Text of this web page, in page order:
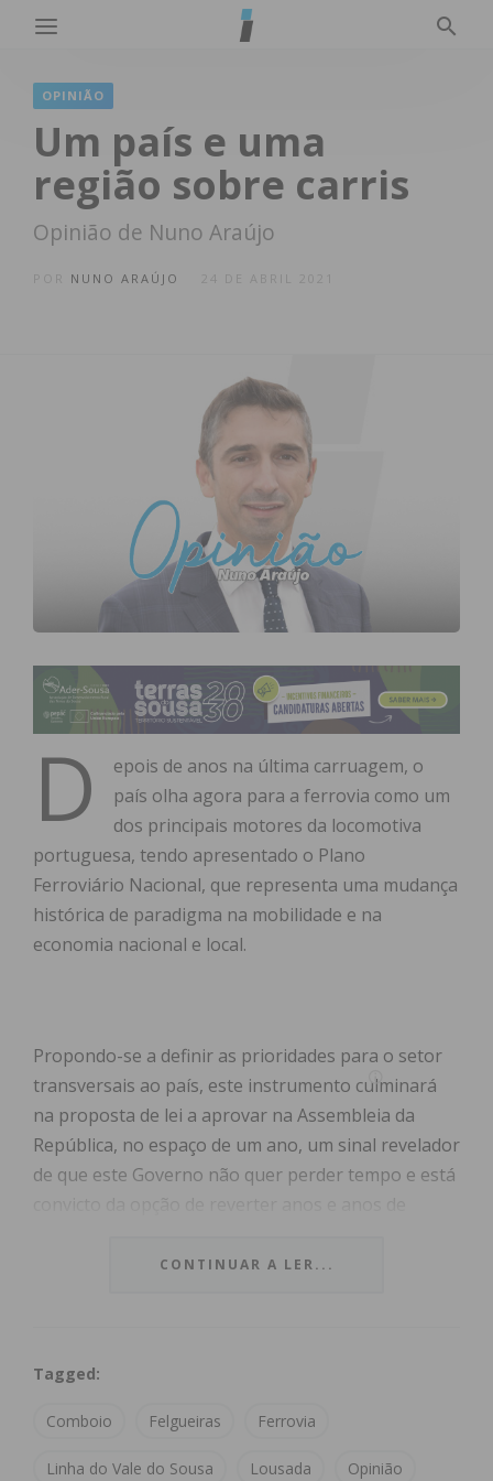
OPINIÃO
Um país e uma
região sobre carris
Opinião de Nuno Araújo
NUNO ARAÚJO 24 DE ABRIL 2021
D
epois de anos na última carruagem, o
país olha agora para a ferrovia como um
dos principais motores da locomotiva
portuguesa, tendo apresentado o Plano
Ferroviário Nacional, que representa uma mudança
histórica de paradigma na mobilidade e na
economia nacional e local.
Propondo-se a definir as prioridades para o setor
transversais ao país, este instrumento culminará
na proposta de lei a aprovar na Assembleia da
República, no espaço de um ano, um sinal revelador
de que este Governo não quer perder tempo e está
no seu território, inexplicavelmente esquecida,
através da intenção de concretizar a
, que ligará Felgueiras à Área
Metropolitana do Porto, passando por Lousada,
CONTINUAR A LER...
Tagged:
Comboio Felgueiras Ferrovia
Linha do Vale do Sousa Lousada Opinião